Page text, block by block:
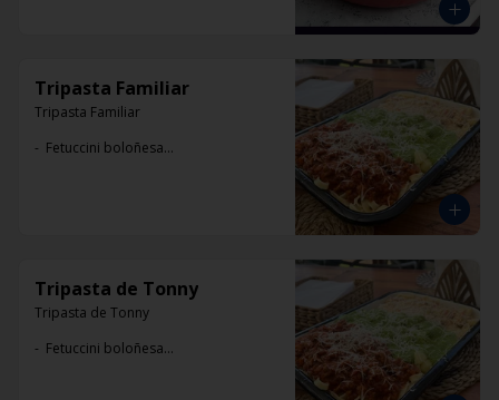
Tripasta Familiar
Tripasta Familiar
-  Fetuccini boloñesa
Tripasta de Tonny
Tripasta de Tonny
-  Fetuccini boloñesa